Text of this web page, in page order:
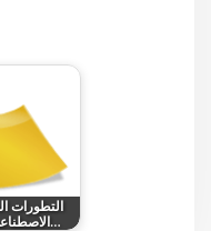
التطورات
الاصطناعي في تعزيز…